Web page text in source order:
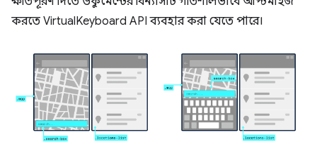
করতে VirtualKeyboard API ব্যবহার করা যেতে পারে।